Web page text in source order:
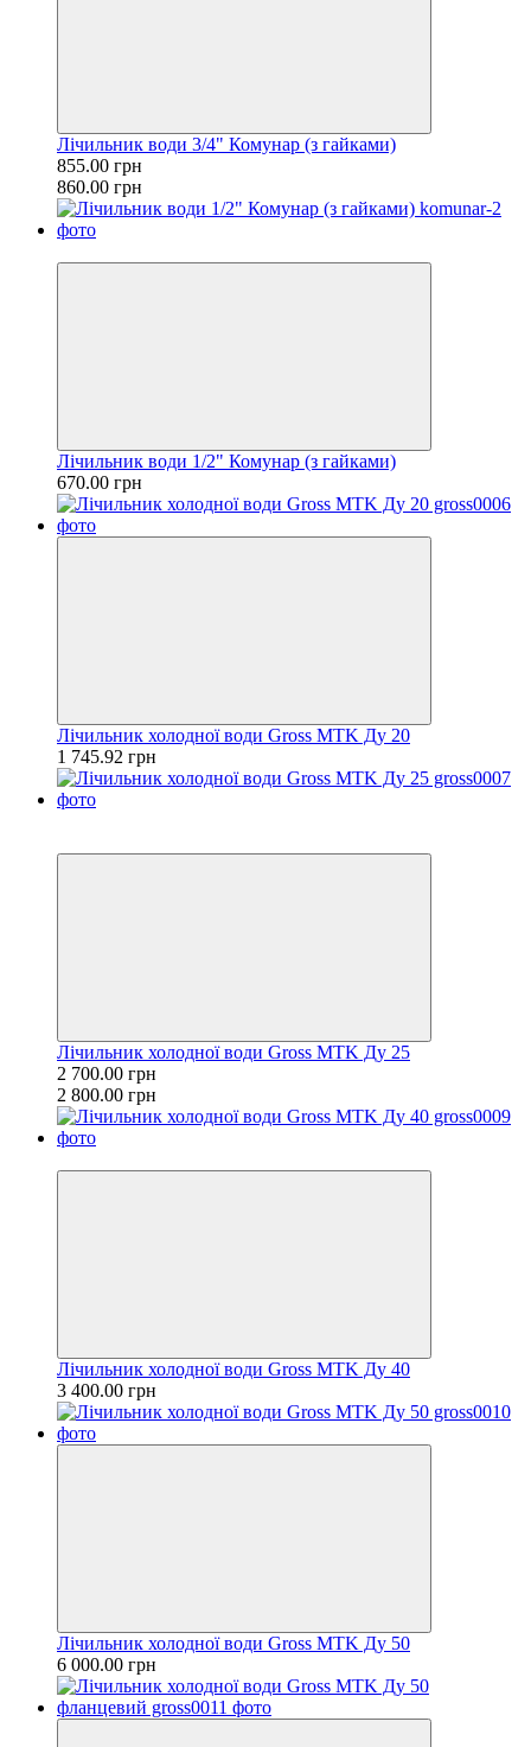
Лічильник води 3/4" Комунар (з гайками)
855.00 грн
860.00 грн
Лічильник води 1/2" Комунар (з гайками)
670.00 грн
Лічильник холодної води Gross MTK Ду 20
1 745.92 грн
Лічильник холодної води Gross MTK Ду 25
2 700.00 грн
2 800.00 грн
Лічильник холодної води Gross MTK Ду 40
3 400.00 грн
Лічильник холодної води Gross MTK Ду 50
6 000.00 грн